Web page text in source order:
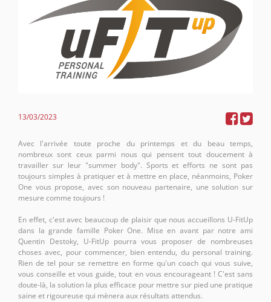
Envie de nous rejoindre et de jouer sur la plateforme n° 1 mondiale
Lien :https://gg.gl/pokerone
Code : pokerone
13/03/2023
Avec l'arrivée toute proche du printemps et du beau temps,
nombreux sont ceux parmi nous qui pensent tout doucement à
travailler sur leur "summer body". Sports et efforts ne sont pas
toujours simples à pratiquer et à mettre en place, néanmoins, Poker
One vous propose, avec son nouveau partenaire, une solution sur
mesure comme toujours !
En effet, c'est avec beaucoup de plaisir que nous accueillons U-FitUp
dans la grande famille Poker One. Mise en avant par notre ami
Quentin Destoky, U-FitUp pourra vous proposer de nombreuses
choses avec, pour commencer, bien entendu, du personal training.
Rien de tel pour se remettre en forme qu'un coach qui vous suive,
vous conseille et vous guide, tout en vous encourageant ! C'est sans
doute-là, la solution la plus efficace pour mettre sur pied une pratique
saine et rigoureuse qui mènera aux résultats attendus.